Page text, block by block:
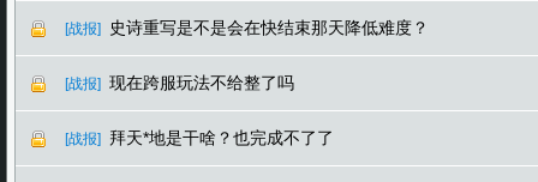
[战报] 史诗重写是不是会在快结束那天降低难度？
[战报] 现在跨服玩法不给整了吗
[战报] 拜天*地是干啥？也完成不了了